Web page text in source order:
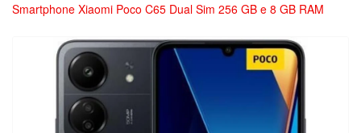
Smartphone Xiaomi Poco C65 Dual Sim 256 GB e 8 GB RAM